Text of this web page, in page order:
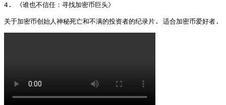
4. 《谁也不信任：寻找加密币巨头》
关于加密币创始人神秘死亡和不满的投资者的纪录片. 适合加密币爱好者.